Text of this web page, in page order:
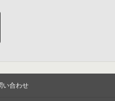
い合わせ